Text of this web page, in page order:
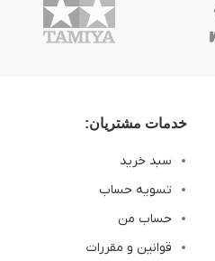
خدمات مشتریان:
سبد خرید
تسویه حساب
حساب من
قوانین و مقررات